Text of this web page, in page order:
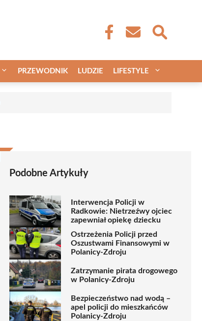
PRZEWODNIK LUDZIE LIFESTYLE
Podobne Artykuły
Interwencja Policji w
Radkowie: Nietrzeźwy ojciec
zapewniał opiekę dziecku
Ostrzeżenia Policji przed
Oszustwami Finansowymi w
Polanicy-Zdroju
Zatrzymanie pirata drogowego
w Polanicy-Zdroju
Bezpieczeństwo nad wodą –
apel policji do mieszkańców
Polanicy-Zdroju